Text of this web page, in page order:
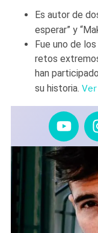
Es autor de
esperar” y
Fue uno de
retos
han
su historia.